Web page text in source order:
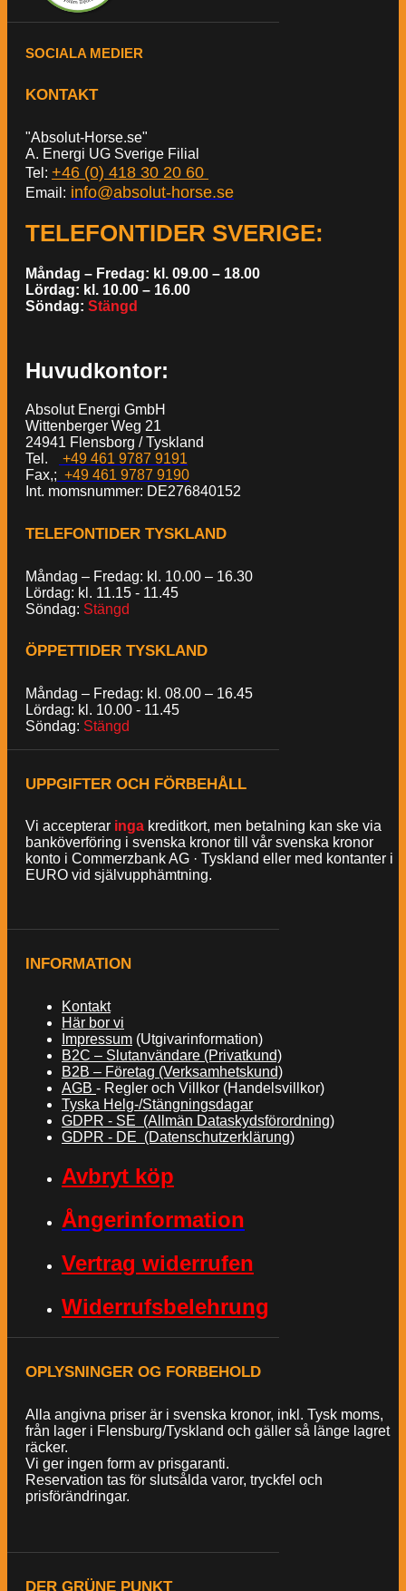
SOCIALA MEDIER
KONTAKT
"Absolut-Horse.se"
A. Energi UG Sverige Filial
Tel: +46 (0) 418 30 20 60
Email: info@absolut-horse.se
TELEFONTIDER SVERIGE:
Måndag – Fredag: kl. 09.00 – 18.00
Lördag: kl. 10.00 – 16.00
Söndag: Stängd
Huvudkontor:
Absolut Energi GmbH
Wittenberger Weg 21
24941 Flensborg / Tyskland
Tel.
+49 461 9787 9191
Fax,; +49 461 9787 9190
Int. momsnummer: DE276840152
TELEFONTIDER TYSKLAND
Måndag – Fredag: kl. 10.00 – 16.30
Lördag: kl. 11.15 - 11.45
Söndag: Stängd
ÖPPETTIDER TYSKLAND
Måndag – Fredag: kl. 08.00 – 16.45
Lördag: kl. 10.00 - 11.45
Söndag: Stängd
UPPGIFTER OCH FÖRBEHÅLL
Vi accepterar inga kreditkort, men betalning kan ske via
banköverföring i svenska kronor till vår svenska kronor
konto i Commerzbank AG · Tyskland eller med kontanter i
EURO vid självupphämtning.
INFORMATION
Kontakt
Här bor vi
Impressum (Utgivarinformation)
B2C – Slutanvändare (Privatkund)
B2B – Företag (Verksamhetskund)
AGB - Regler och Villkor (Handelsvillkor)
Tyska Helg-/Stängningsdagar
GDPR - SE (Allmän Dataskydsförordning)
GDPR - DE (Datenschutzerklärung)
Avbryt köp
Ångerinformation
Vertrag widerrufen
Widerrufsbelehrung
OPLYSNINGER OG FORBEHOLD
Alla angivna priser är i svenska kronor, inkl. Tysk moms,
från lager i Flensburg/Tyskland och gäller så länge lagret
räcker.
Vi ger ingen form av prisgaranti.
Reservation tas för slutsålda varor, tryckfel och
prisförändringar.
DER GRÜNE PUNKT